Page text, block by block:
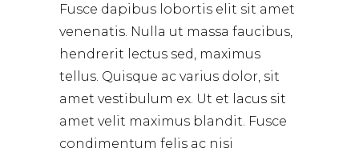
Fusce dapibus lobortis elit sit amet
venenatis. Nulla ut massa faucibus,
hendrerit lectus sed, maximus
tellus. Quisque ac varius dolor, sit
amet vestibulum ex. Ut et lacus sit
amet velit maximus blandit. Fusce
condimentum felis ac nisi